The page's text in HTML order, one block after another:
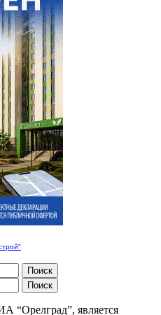
“Орелград”, является